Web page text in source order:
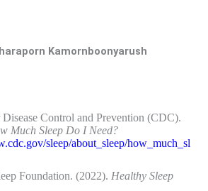
Kamornboonyarush
Disease Control and Prevention (CDC).
Much Sleep Do I Need?
sleep/about_sleep/how_much_sl
Foundation. (2022). Healthy Sleep